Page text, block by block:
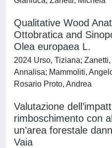
Qualitative Wood
Ottobratica and
Olea europaea L.
2024 Urso, Tiziana;
Annalisa; Mammoliti,
Rosario Proto, Andrea
Valutazione
rimboschimento con
un’area forestale
Vaia